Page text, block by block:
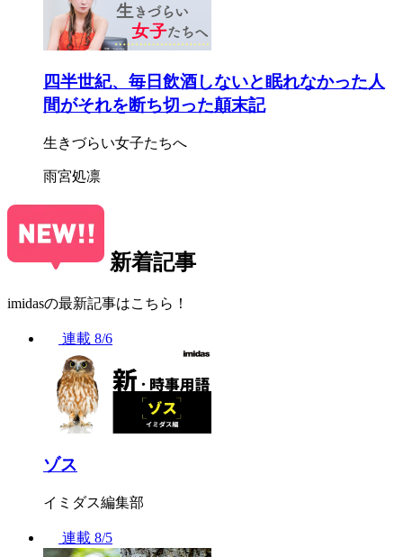
四半世紀、毎日飲酒しないと眠れなかった人
間がそれを断ち切った顛末記
生きづらい女子たちへ
雨宮処凛
新着記事
imidasの最新記事はこちら！
連載 8/6
ゾス
イミダス編集部
連載 8/5